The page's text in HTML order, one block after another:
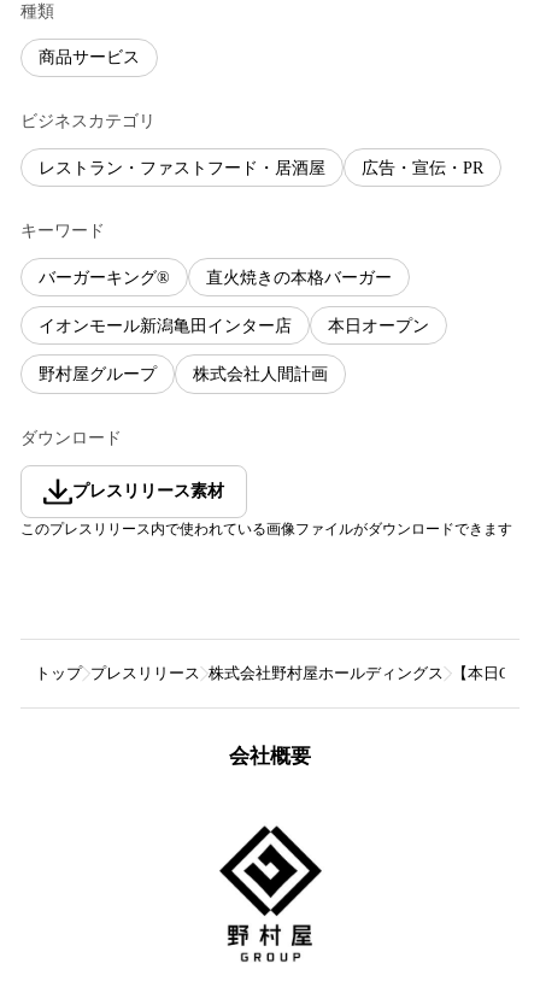
種類
商品サービス
ビジネスカテゴリ
レストラン・ファストフード・居酒屋 広告・宣伝・PR
キーワード
バーガーキング® 直火焼きの本格バーガー
イオンモール新潟亀田インター店 本日オープン
野村屋グループ 株式会社人間計画
ダウンロード
プレスリリース素材
このプレスリリース内で使われている画像ファイルがダウンロードできます
トップ プレスリリース 株式会社野村屋ホールディングス 【本日
会社概要